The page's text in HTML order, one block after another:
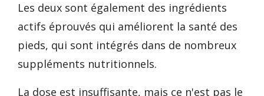
Les deux sont également des ingrédients
actifs éprouvés qui améliorent la santé des
pieds, qui sont intégrés dans de nombreux
suppléments nutritionnels.
La dose est insuffisante, mais ce n'est pas le